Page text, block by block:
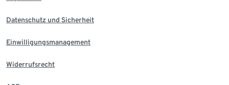
Datenschutz und Sicherheit
Einwilligungsmanagement
Widerrufsrecht